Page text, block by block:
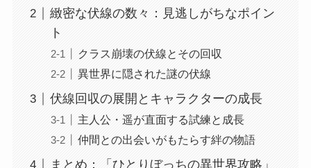
緻密な伏線の数々：見逃しがちなポイン
ト
クラス崩壊の伏線とその回収
異世界に隠された謎の伏線
伏線回収の展開とキャラクターの成長
主人公・遥が直面する試練と成長
仲間との出会いがもたらす絆の物語
まとめ：「ひとりぼっちの異世界攻略」